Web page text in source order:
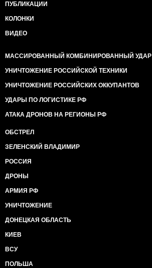
ПУБЛИКАЦИИ
КОЛОНКИ
ВИДЕО
МАССИРОВАННЫЙ КОМБИНИРОВАННЫЙ УДАР
УНИЧТОЖЕНИЕ РОССИЙСКОЙ ТЕХНИКИ
УНИЧТОЖЕНИЕ РОССИЙСКИХ ОККУПАНТОВ
УДАРЫ ПО ЛОГИСТИКЕ РФ
АТАКА ДРОНОВ НА РЕГИОНЫ РФ
ОБСТРЕЛ
ЗЕЛЕНСКИЙ ВЛАДИМИР
РОССИЯ
ДРОНЫ
АРМИЯ РФ
УНИЧТОЖЕНИЕ
ДОНЕЦКАЯ ОБЛАСТЬ
КИЕВ
ВСУ
ПОЛЬША